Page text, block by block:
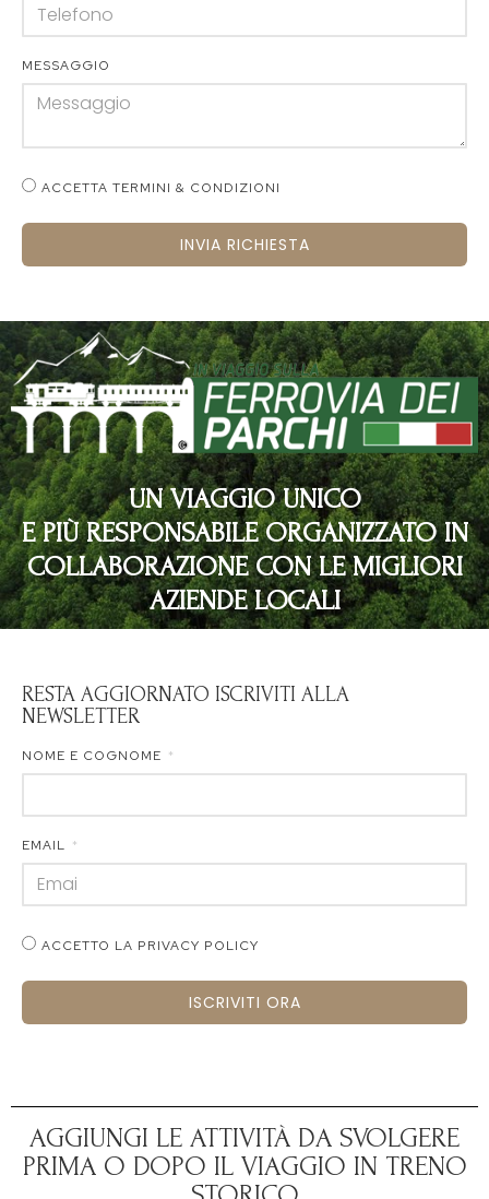
MESSAGGIO
ACCETTA TERMINI & CONDIZIONI
INVIA RICHIESTA
UN VIAGGIO UNICO
E PIÙ RESPONSABILE ORGANIZZATO IN
COLLABORAZIONE CON LE MIGLIORI
AZIENDE LOCALI
RESTA AGGIORNATO ISCRIVITI ALLA
NEWSLETTER
NOME E COGNOME
EMAIL
ACCETTO LA PRIVACY POLICY
ISCRIVITI ORA
AGGIUNGI LE ATTIVITÀ DA SVOLGERE
PRIMA O DOPO IL VIAGGIO IN TRENO